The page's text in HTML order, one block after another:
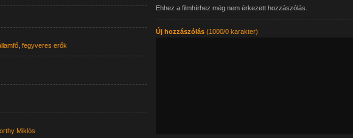
, fegyveres erők
Miklós
Ehhez a filmhírhez még nem érkezett hozzászólás.
Új hozzászólás(1000/0 karakter)